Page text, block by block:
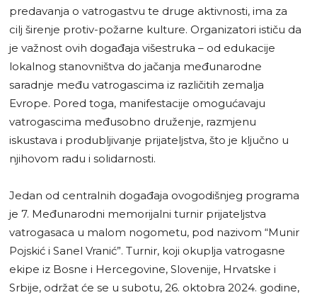
predavanja o vatrogastvu te druge aktivnosti, ima za
cilj širenje protiv-požarne kulture. Organizatori ističu da
je važnost ovih događaja višestruka – od edukacije
lokalnog stanovništva do jačanja međunarodne
saradnje među vatrogascima iz različitih zemalja
Evrope. Pored toga, manifestacije omogućavaju
vatrogascima međusobno druženje, razmjenu
iskustava i produbljivanje prijateljstva, što je ključno u
njihovom radu i solidarnosti.
Jedan od centralnih događaja ovogodišnjeg programa
je 7. Međunarodni memorijalni turnir prijateljstva
vatrogasaca u malom nogometu, pod nazivom “Munir
Pojskić i Sanel Vranić”. Turnir, koji okuplja vatrogasne
ekipe iz Bosne i Hercegovine, Slovenije, Hrvatske i
Srbije, održat će se u subotu, 26. oktobra 2024. godine,